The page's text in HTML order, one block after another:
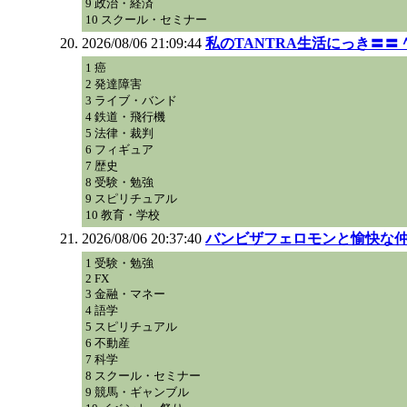
9 政治・経済
10 スクール・セミナー
2026/08/06 21:09:44 私のTANTRA生活にっき〓〓
1 癌
2 発達障害
3 ライブ・バンド
4 鉄道・飛行機
5 法律・裁判
6 フィギュア
7 歴史
8 受験・勉強
9 スピリチュアル
10 教育・学校
2026/08/06 20:37:40 バンビザフェロモンと愉快な
1 受験・勉強
2 FX
3 金融・マネー
4 語学
5 スピリチュアル
6 不動産
7 科学
8 スクール・セミナー
9 競馬・ギャンブル